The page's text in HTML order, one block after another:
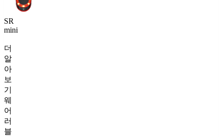
SR
mini
더
알
아
보
기
웨
어
러
블